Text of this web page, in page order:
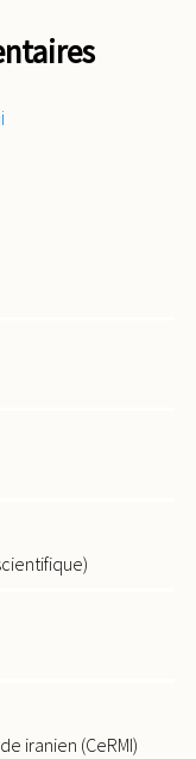
iranien (CeRMI)